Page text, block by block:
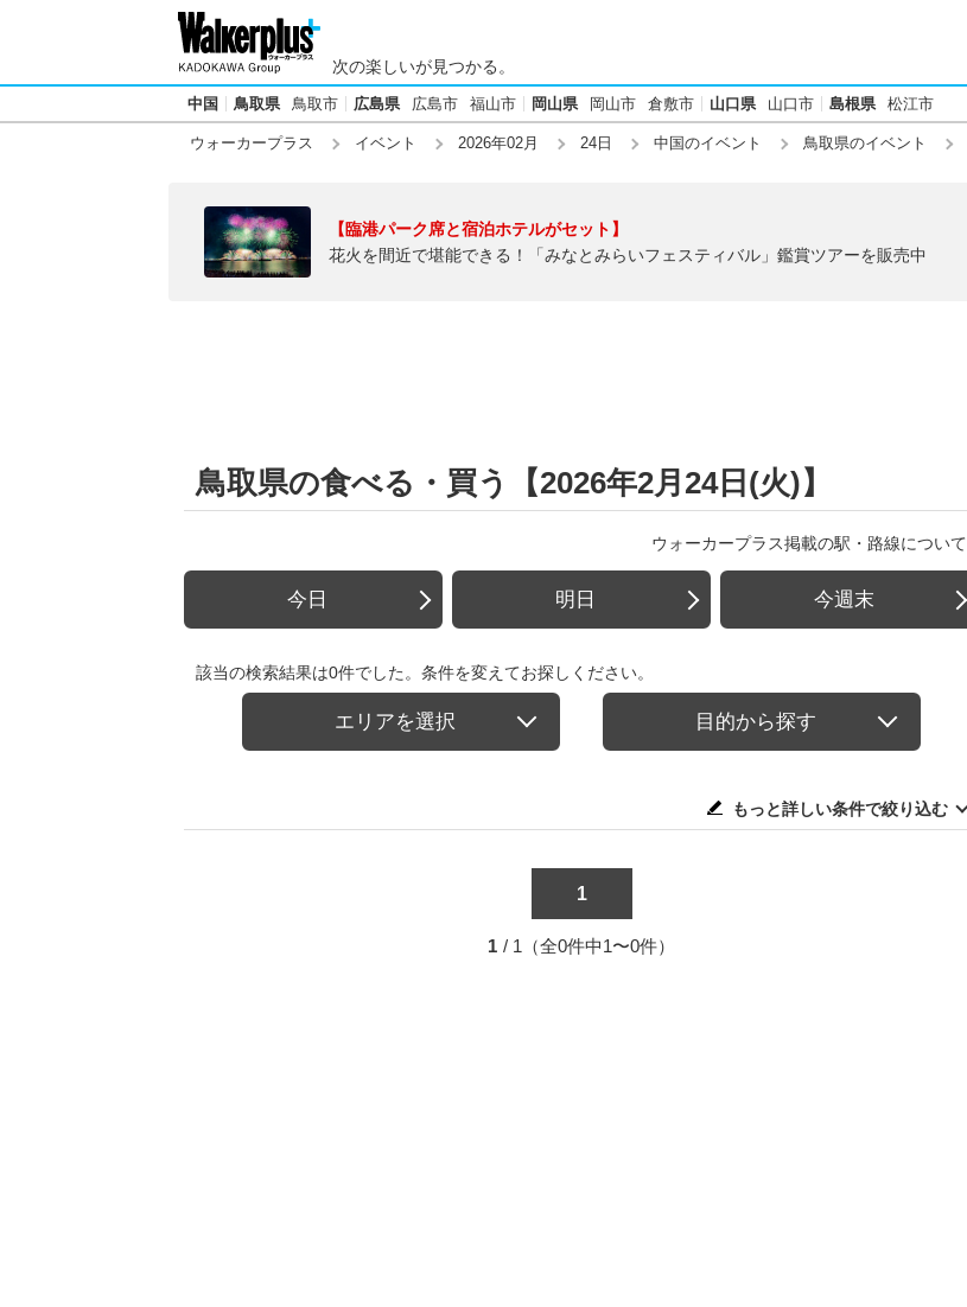
次の楽しいが見つかる。
中国 鳥取県 鳥取市 広島県 広島市 福山市 岡山県 岡山市 倉敷市 山口県 山口市 島根県 松江市
ウォーカープラス イベント 2026年02月 24日 中国のイベント 鳥取県のイベント
【臨港パーク席と宿泊ホテルがセット】
花火を間近で堪能できる！「みなとみらいフェスティバル」鑑賞ツアーを販売中
鳥取県の食べる・買う【2026年2月24日(火)】
ウォーカープラス掲載の駅・路線について
今日 明日 今週末
該当の検索結果は0件でした。条件を変えてお探しください。
エリアを選択 目的から探す
もっと詳しい条件で絞り込む
1
1 / 1（全0件中1〜0件）